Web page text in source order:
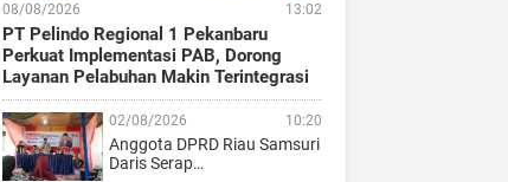
08/08/2026 13:02
PT Pelindo Regional 1 Pekanbaru
Perkuat Implementasi PAB, Dorong
Layanan Pelabuhan Makin Terintegrasi
02/08/2026 10:20
Anggota DPRD Riau Samsuri
Daris Serap…